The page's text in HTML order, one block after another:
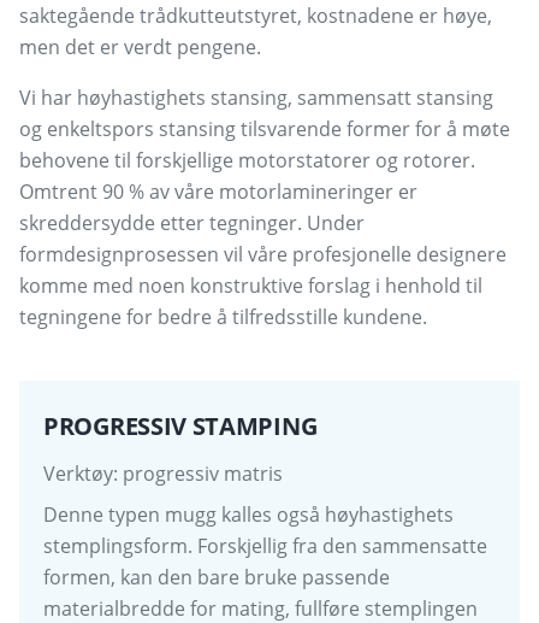
saktegående trådkutteutstyret, kostnadene er høye,
men det er verdt pengene.
Vi har høyhastighets stansing, sammensatt stansing
og enkeltspors stansing tilsvarende former for å møte
behovene til forskjellige motorstatorer og rotorer.
Omtrent 90 % av våre motorlamineringer er
skreddersydde etter tegninger. Under
formdesignprosessen vil våre profesjonelle designere
komme med noen konstruktive forslag i henhold til
tegningene for bedre å tilfredsstille kundene.
PROGRESSIV STAMPING
Verktøy: progressiv matris
Denne typen mugg kalles også høyhastighets
stemplingsform. Forskjellig fra den sammensatte
formen, kan den bare bruke passende
materialbredde for mating, fullføre stemplingen